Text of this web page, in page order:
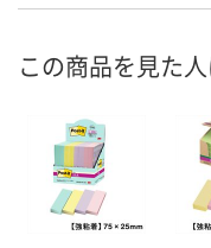
この商品を見た